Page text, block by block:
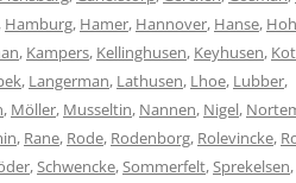
, Hamburg, Hamer, Hannover, Hanse,
, Kampers, Kellinghusen, Keyhusen,
, Langerman, Lathusen, Lhoe, Lubber,
, Möller, Musseltin, Nannen, Nigel,
, Rane, Rode, Rodenborg, Rolevincke,
,Schwencke,Sommerfelt,Sprekelsen,